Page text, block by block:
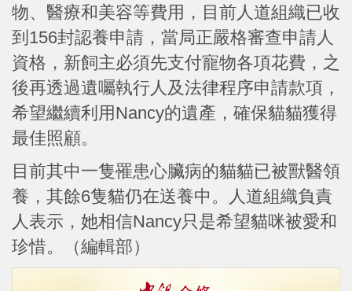
物、醫療和美容等費用，目前人道組織已收
到156封認養申請，當局正嚴格審查申請人
資格，新飼主必須先支付寵物各項花費，之
後再透過遺囑執行人及法律程序申請款項，
希望繼續利用Nancy的遺產，確保貓貓獲得
最佳照顧。
目前其中一隻罹患心臟病的貓貓已被獸醫領
養，其餘6隻貓仍在送養中。人道組織負責
人表示，她相信Nancy只是希望貓咪被愛和
珍惜。（編輯部）